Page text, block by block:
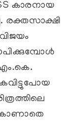
കാരനായ
രക്തസാക്ഷി